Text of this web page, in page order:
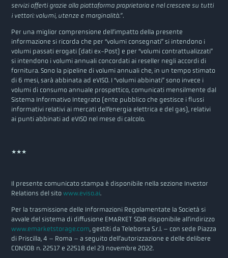
servizi offerti grazie alla piattaforma proprietaria e nel crescere su tutti
i vettori: volumi, utenze e marginalità.”.
Per una miglior comprensione dell’impatto della presente
informazione si ricorda che per “volumi consegnati” si intendono i
volumi passati erogati (dati ex-Post) e per “volumi contrattualizzati”
si intendono i volumi annuali concordati ai reseller negli accordi di
fornitura. Sono la pipeline di volumi annuali che, in un tempo stimato
di 6 mesi, sarà abbinata ad eVISO. I “volumi abbinati” sono invece i
volumi di consumo annuale prospettico, comunicati mensilmente dal
Sistema Informativo Integrato (ente pubblico che gestisce i flussi
informativi relativi ai mercati dell’energia elettrica e del gas), relativi
ai punti abbinati ad eVISO nel mese di calcolo.
***
Il presente comunicato stampa è disponibile nella sezione Investor
Relations del sitowww.eviso.ai.
Per la trasmissione delle Informazioni Regolamentate la Società si
avvale del sistema di diffusione EMARKET SDIR disponibile all’indirizzo
www.emarketstorage.com, gestiti da Teleborsa S.r.l. – con sede Piazza
di Priscilla, 4 – Roma – a seguito dell’autorizzazione e delle delibere
CONSOB n. 22517 e 22518 del 23 novembre 2022.